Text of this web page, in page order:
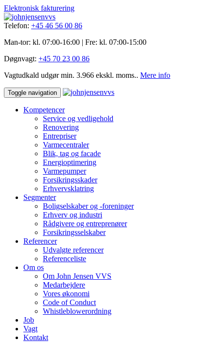
Elektronisk fakturering
Telefon: +45 46 56 00 86
Man-tor: kl. 07:00-16:00 | Fre: ​kl. 07:00-15​:00
Døgnvagt: +45 70 23 00 86
Vagtudkald udgør min. 3.966 ekskl. moms.. Mere info
Toggle navigation
Kompetencer
Service og vedligehold
Renovering
Entrepriser
Varmecentraler
Blik, tag og facade
Energioptimering
Varmepumper
Forsikringsskader
Erhvervsklatring
Segmenter
Boligselskaber og -foreninger
Erhverv og industri
Rådgivere og entreprenører
Forsikringsselskaber
Referencer
Udvalgte referencer
Referenceliste
Om os
Om John Jensen VVS
Medarbejdere
Vores økonomi
Code of Conduct
Whistleblowerordning
Job
Vagt
Kontakt